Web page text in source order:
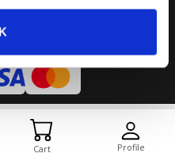
All rights reserved.
Desktop version
Cart Profile